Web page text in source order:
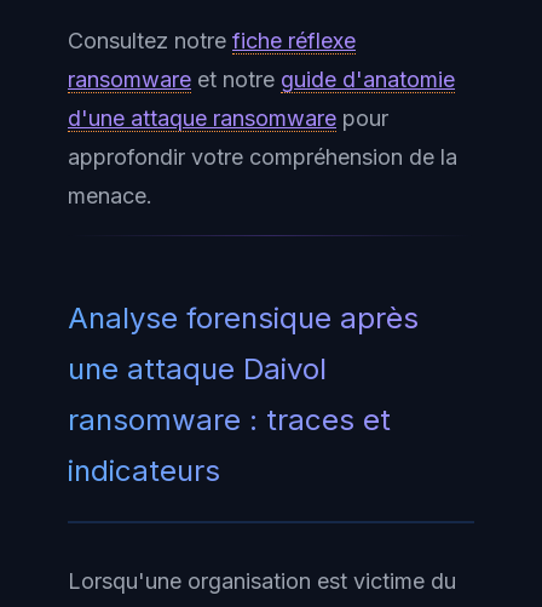
Consultez notre fiche réflexe
ransomware et notre guide d'anatomie
d'une attaque ransomware pour
approfondir votre compréhension de la
menace.
Analyse forensique après
une attaque Daivol
ransomware : traces et
indicateurs
Lorsqu'une organisation est victime du